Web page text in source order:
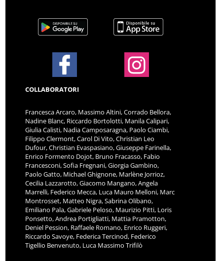
COLLABORATORI
Francesca Arcaro, Massimo Altini, Corrado Bellora,
Nadine Blanc, Riccardo Bortolotti, Manila Calipari,
Giulia Calisti, Nadia Camposaragna, Paolo Ciambi,
Filippo Clermont, Carol Di Vito, Christian Leo
Dufour, Christian Evaspasiano, Giuseppe Farinella,
Enrico Formento Dojot, Bruno Fracasso, Fabio
Francesconi, Sofia Fregnani, Giorgia Gambino,
Paolo Gatto, Michael Ghignone, Marlène Jorrioz,
Cecilia Lazzarotto, Giacomo Mangano, Angela
Marrelli, Federico Mecca, Luca Mauro Melloni, Marc
Montrosset, Matteo Nigra, Sabrina Olibano,
Emiliano Pala, Gabriele Peloso, Maurizio Pitti, Loris
Ponsetto, Andrea Portigliatti, Mattia Pramotton,
Deniel Pession, Raffaele Romano, Enrico Ruggeri,
Riccardo Savoye, Federica Tercinod, Federico
Tigellio Benvenuto, Luca Massimo Trifilò